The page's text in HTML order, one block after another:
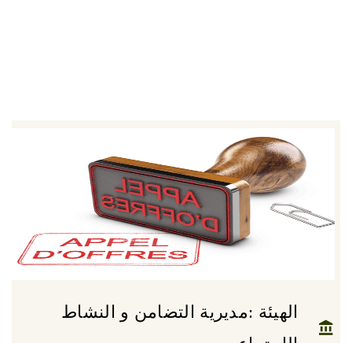
الهيئة :مديرية التضامن و النشاط